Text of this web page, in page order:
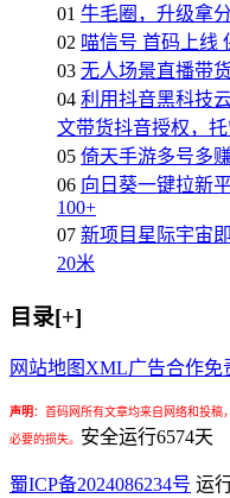
01 牛毛圈，升级拿
02 喵信号 首码上线
03 无人场景直播带
04 利用抖音黑科技
文带货抖音授权，托
05 倚天手游多号多
06 向日葵一键拉新
100+
07 新项目星际宇宙
20米
目录[+]
网站地图 XML广告合作免
声明： 首码网所有文章均来自网络和投稿
必要的损失。 安全运行6574天
蜀ICP备2024086234号 运